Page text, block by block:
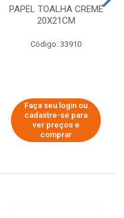
PAPEL TOALHA CREME
20X21CM
Código: 33910
Faça seu login ou
cadastre-se para
ver preços e
comprar